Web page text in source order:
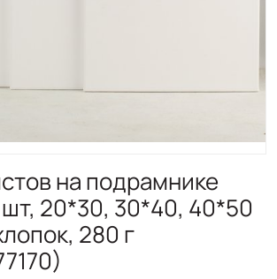
на подрамнике
20*30, 30*40, 40*50
280 г